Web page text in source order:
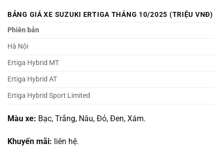
BẢNG GIÁ XE SUZUKI ERTIGA THÁNG 10/2025 (TRIỆU VNĐ)
Phiên bản
Hà Nội
Ertiga Hybrid MT
Ertiga Hybrid AT
Ertiga Hybrid Sport Limited
Màu xe: Bạc, Trắng, Nâu, Đỏ, Đen, Xám.
Khuyến mãi: liên hệ.